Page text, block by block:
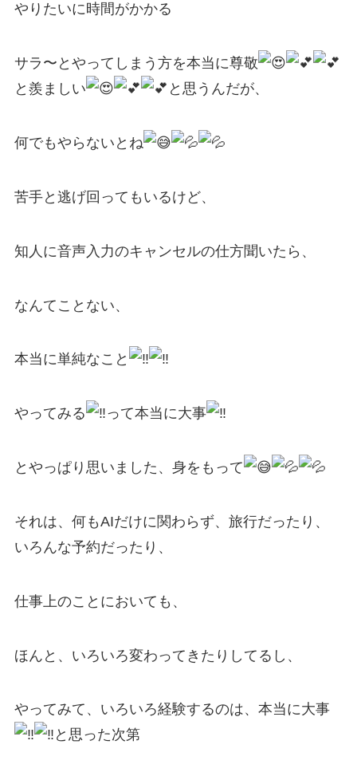
やりたいに時間がかかる
サラ〜とやってしまう方を本当に尊敬
と羨ましい
と思うんだが、
何でもやらないとね
苦手と逃げ回ってもいるけど、
知人に音声入力のキャンセルの仕方聞いたら、
なんてことない、
本当に単純なこと
やってみる って本当に大事
とやっぱり思いました、身をもって
それは、何もAIだけに関わらず、旅行だったり、
いろんな予約だったり、
仕事上のことにおいても、
ほんと、いろいろ変わってきたりしてるし、
やってみて、いろいろ経験するのは、本当に大事
と思った次第